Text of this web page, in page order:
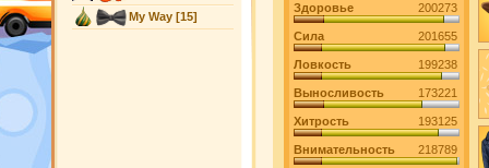
My Way[15]
Здоровье
200273
Сила 201655
Ловкость 199238
Выносливость 173221
Хитрость 193125
Внимательность 218789